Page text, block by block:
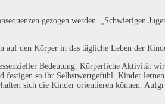
gezogen werden. „Schwierigen
den Körper in das tägliche Leben der
Bedeutung. Körperliche Aktivität
so ihr Selbstwertgefühl. Kinder
sich die Kinder orientieren können.